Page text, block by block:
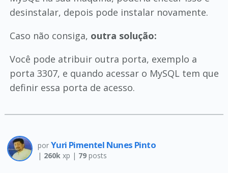
desinstalar, depois pode instalar novamente.
Caso não consiga, outra solução:
Você pode atribuir outra porta, exemplo a
porta 3307, e quando acessar o MySQL tem que
definir essa porta de acesso.
por Yuri Pimentel Nunes Pinto
| 260kxp | 79posts